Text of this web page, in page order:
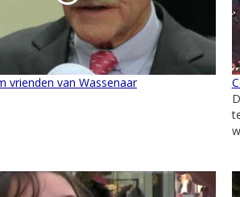
vrienden van Wassenaar